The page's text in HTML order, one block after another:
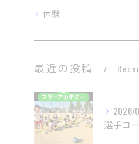
体験
最近の投稿
2026/